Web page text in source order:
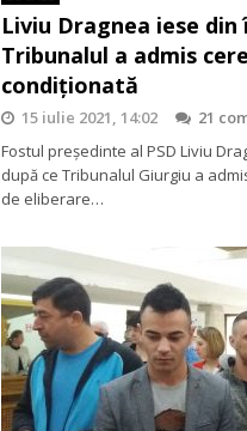
Liviu Dragnea iese din
Tribunalul a admis
condiționată
15 iulie 2021, 14:02
21
Fostul președinte al PSD Liviu
după ce Tribunalul Giurgiu a
de eliberare…